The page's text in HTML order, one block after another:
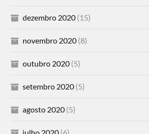
dezembro 2020 (15)
novembro 2020 (8)
outubro 2020 (5)
setembro 2020 (5)
agosto 2020 (5)